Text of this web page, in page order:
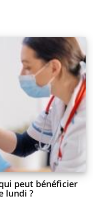
peut bénéficier
lundi ?